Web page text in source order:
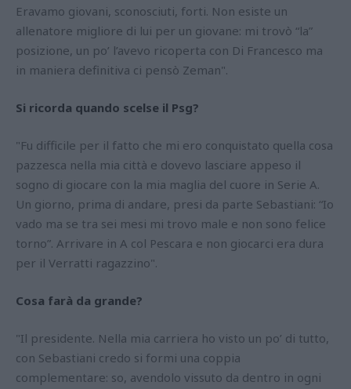
Eravamo giovani, sconosciuti, forti. Non esiste un
allenatore migliore di lui per un giovane: mi trovò “la”
posizione, un po’ l’avevo ricoperta con Di Francesco ma
in maniera definitiva ci pensò Zeman".
Si ricorda quando scelse il Psg?
"Fu difficile per il fatto che mi ero conquistato quella cosa
pazzesca nella mia città e dovevo lasciare appeso il
sogno di giocare con la mia maglia del cuore in Serie A.
Un giorno, prima di andare, presi da parte Sebastiani: “Io
vado ma se tra sei mesi mi trovo male e non sono felice
torno”. Arrivare in A col Pescara e non giocarci era dura
per il Verratti ragazzino".
Cosa farà da grande?
"Il presidente. Nella mia carriera ho visto un po’ di tutto,
con Sebastiani credo si formi una coppia
complementare: so, avendolo vissuto da dentro in ogni